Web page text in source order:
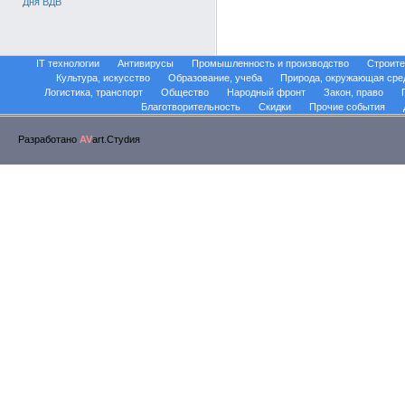
IT технологии Антивирусы Промышленность и производство
Культура, искусство
Образование, учеба
Природа, окружающая
Логистика, транспорт
Общество Народный фронт Закон, право
Благотворительность
Скидки Прочие события
Разработано AVart.Стуdия